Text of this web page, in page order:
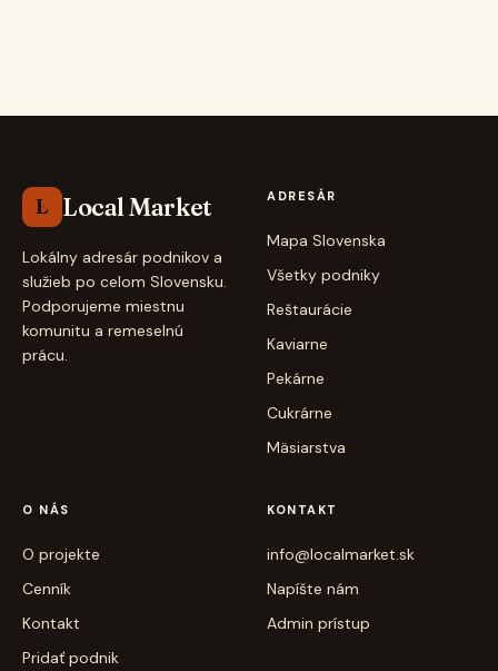
L Local Market
Lokálny adresár podnikov a
služieb po celom Slovensku.
Podporujeme miestnu
komunitu a remeselnú
prácu.
ADRESÁR
Mapa Slovenska
Všetky podniky
Reštaurácie
Kaviarne
Pekárne
Cukrárne
Mäsiarstva
O NÁS
O projekte
Cenník
Kontakt
Pridať podnik
KONTAKT
info@localmarket.sk
Napíšte nám
Admin prístup